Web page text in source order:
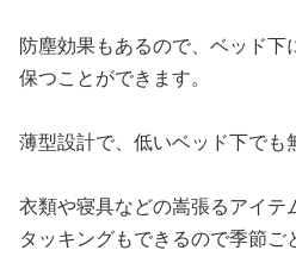
防塵効果もあるので、ベッド
保つことができます。
薄型設計で、低いベッド下でも
衣類や寝具などの嵩張るアイテ
タッキングもできるので季節ご